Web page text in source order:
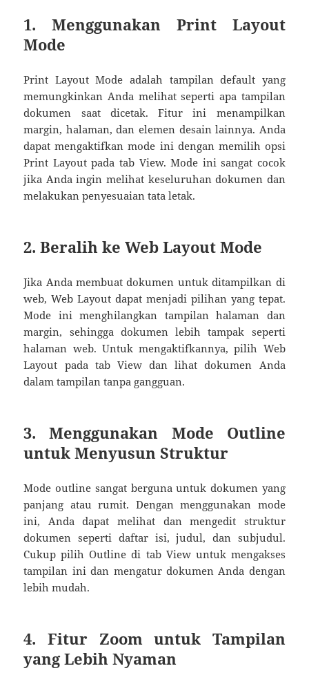
1. Menggunakan Print Layout
Mode
Print Layout Mode adalah tampilan default yang
memungkinkan Anda melihat seperti apa tampilan
dokumen saat dicetak. Fitur ini menampilkan
margin, halaman, dan elemen desain lainnya. Anda
dapat mengaktifkan mode ini dengan memilih opsi
Print Layout pada tab View. Mode ini sangat cocok
jika Anda ingin melihat keseluruhan dokumen dan
melakukan penyesuaian tata letak.
2. Beralih ke Web Layout Mode
Jika Anda membuat dokumen untuk ditampilkan di
web, Web Layout dapat menjadi pilihan yang tepat.
Mode ini menghilangkan tampilan halaman dan
margin, sehingga dokumen lebih tampak seperti
halaman web. Untuk mengaktifkannya, pilih Web
Layout pada tab View dan lihat dokumen Anda
dalam tampilan tanpa gangguan.
3. Menggunakan Mode Outline
untuk Menyusun Struktur
Mode outline sangat berguna untuk dokumen yang
panjang atau rumit. Dengan menggunakan mode
ini, Anda dapat melihat dan mengedit struktur
dokumen seperti daftar isi, judul, dan subjudul.
Cukup pilih Outline di tab View untuk mengakses
tampilan ini dan mengatur dokumen Anda dengan
lebih mudah.
4. Fitur Zoom untuk Tampilan
yang Lebih Nyaman